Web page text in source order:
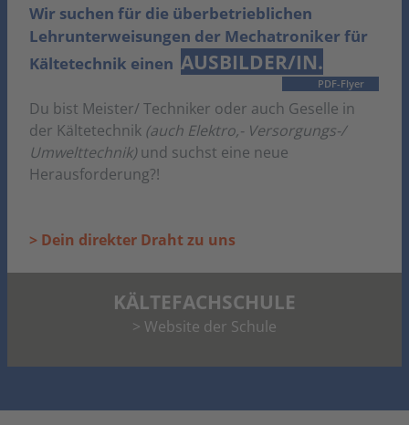
Wir suchen für die überbetrieblichen
Lehrunterweisungen der Mechatroniker für
Kältetechnik einen AUSBILDER/IN.
PDF-Flyer
Du bist Meister/ Techniker oder auch Geselle in
der Kältetechnik (auch Elektro,- Versorgungs-/
Umwelttechnik)und suchst eine neue
Herausforderung?!
> Dein direkter Draht zu uns
KÄLTEFACHSCHULE
> Website der Schule